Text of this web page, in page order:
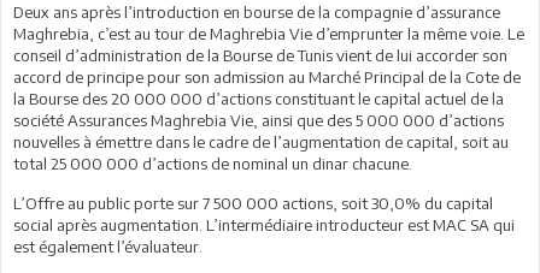
Deux ans après l’introduction en bourse de la compagnie d’assurance
Maghrebia, c’est au tour de Maghrebia Vie d’emprunter la même voie. Le
conseil d’administration de la Bourse de Tunis vient de lui accorder son
accord de principe pour son admission au Marché Principal de la Cote de
la Bourse des 20 000 000 d’actions constituant le capital actuel de la
société Assurances Maghrebia Vie, ainsi que des 5 000 000 d’actions
nouvelles à émettre dans le cadre de l’augmentation de capital, soit au
total 25 000 000 d’actions de nominal un dinar chacune.
L’Offre au public porte sur 7 500 000 actions, soit 30,0% du capital
social après augmentation. L’intermédiaire introducteur est MAC SA qui
est également l’évaluateur.